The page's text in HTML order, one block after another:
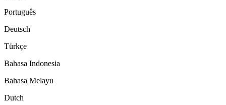
Português
Deutsch
Türkçe
Bahasa Indonesia
Bahasa Melayu
Dutch